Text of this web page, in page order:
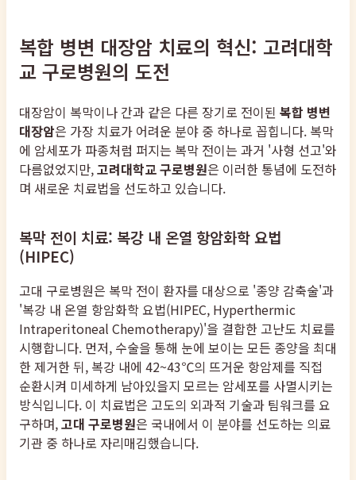
복합 병변 대장암 치료의 혁신: 고려대학
교 구로병원의 도전
대장암이 복막이나 간과 같은 다른 장기로 전이된 복합 병변
대장암은 가장 치료가 어려운 분야 중 하나로 꼽힙니다. 복막
에 암세포가 파종처럼 퍼지는 복막 전이는 과거 '사형 선고'와
다름없었지만,고려대학교 구로병원은 이러한 통념에 도전하
며 새로운 치료법을 선도하고 있습니다.
복막 전이 치료: 복강 내 온열 항암화학 요법
(HIPEC)
고대 구로병원은 복막 전이 환자를 대상으로 '종양 감축술'과
'복강 내 온열 항암화학 요법(HIPEC, Hyperthermic
Intraperitoneal Chemotherapy)'을 결합한 고난도 치료를
시행합니다. 먼저, 수술을 통해 눈에 보이는 모든 종양을 최대
한 제거한 뒤, 복강 내에 42~43℃의 뜨거운 항암제를 직접
순환시켜 미세하게 남아있을지 모르는 암세포를 사멸시키는
방식입니다. 이 치료법은 고도의 외과적 기술과 팀워크를 요
구하며,고대 구로병원은 국내에서 이 분야를 선도하는 의료
기관 중 하나로 자리매김했습니다.